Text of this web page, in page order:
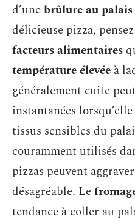
d’unebrûlure au palais
délicieuse pizza,
facteurs alimentaires
température élevée à
généralement cuite
instantanées
tissus sensibles du
couramment utilisés
pizzas peuvent
désagréable. Le
tendance à coller au